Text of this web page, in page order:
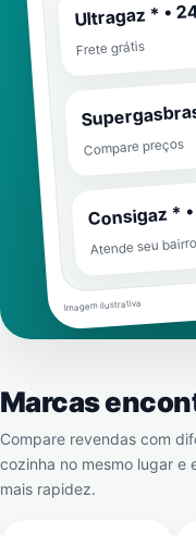
Ultragaz * •
Frete grátis
Compare preços
Consigaz *
Atende seu bairro
Imagem ilustrativa
Marcas
Compare revendas com
cozinha no mesmo lugar e
mais rapidez.